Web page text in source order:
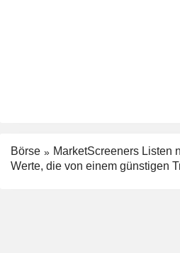
Börse
MarketScreeners Listen
Werte, die von einem günstigen